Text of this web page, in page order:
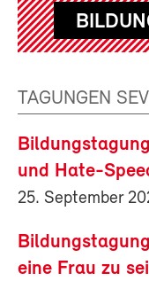
TAGUNGEN
und Hate-
25. September
eine Frau zu